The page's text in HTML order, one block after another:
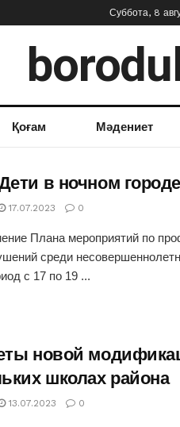
Суббота, 8
Қоғам Мәдениет
в ночном
17.07.2023 0
Плана мероприятий по
среди
с 17 по 19 ...
новой
школах района
13.07.2023 0